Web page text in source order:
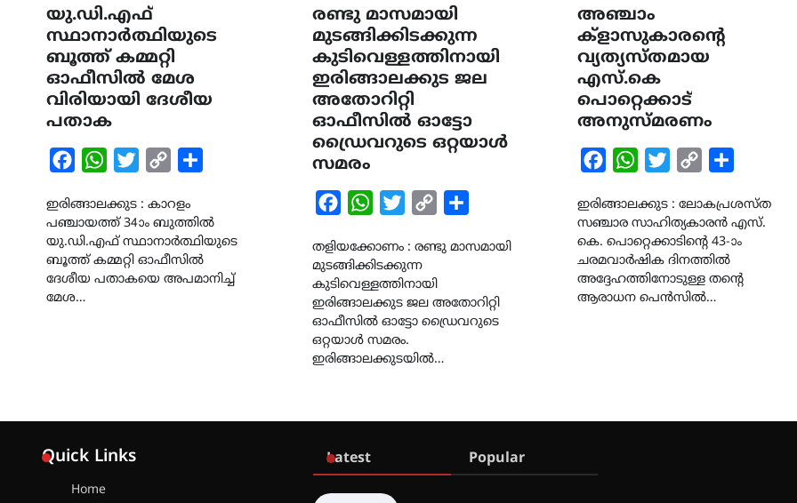
യു.ഡി.എഫ്
സ്ഥാനാർത്ഥിയുടെ
ബൂത്ത് കമ്മറ്റി
ഓഫീസിൽ മേശ
വിരിയായി ദേശീയ
പതാക
FacebookWhatsAppTwitterCopy
ഇരിങ്ങാലക്കുട : കാറളം
പഞ്ചായത്ത് 34ാം ബുത്തിൽ
യു.ഡി.എഫ് സ്ഥാനാർത്ഥിയുടെ
ബൂത്ത് കമ്മറ്റി ഓഫീസിൽ
ദേശീയ പതാകയെ അപമാനിച്ച്
മേശ…
രണ്ടു മാസമായി
മുടങ്ങിക്കിടക്കുന്ന
കുടിവെള്ളത്തിനായി
ഇരിങ്ങാലക്കുട ജല
അതോറിറ്റി
ഓഫീസിൽ ഓട്ടോ
ഡ്രൈവറുടെ ഒറ്റയാൾ
സമരം
FacebookWhatsAppTwitterCopy
തളിയക്കോണം : രണ്ടു മാസമായി
മുടങ്ങിക്കിടക്കുന്ന
കുടിവെള്ളത്തിനായി
ഇരിങ്ങാലക്കുട ജല അതോറിറ്റി
ഓഫീസിൽ ഓട്ടോ ഡ്രൈവറുടെ
ഒറ്റയാൾ സമരം.
ഇരിങ്ങാലക്കുടയിൽ…
അഞ്ചാം
ക്‌ളാസുകാരന്റെ
വ്യത്യസ്തമായ
എസ്.കെ
പൊറ്റെക്കാട്
അനുസ്മരണം
FacebookWhatsAppTwitterCopy
ഇരിങ്ങാലക്കുട : ലോകപ്രശസ്ത
സഞ്ചാര സാഹിത്യകാരൻ എസ്.
കെ. പൊറ്റെക്കാടിന്റെ 43-ാം
ചരമവാർഷിക ദിനത്തിൽ
അദ്ദേഹത്തിനോടുള്ള തന്റെ
ആരാധന പെൻസിൽ…
Quick Links
Home
Latest Popular